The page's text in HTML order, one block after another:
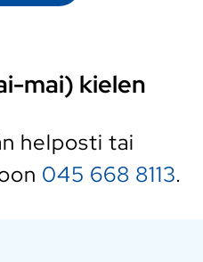
mai) kielen
helposti tai
045 668 8113.